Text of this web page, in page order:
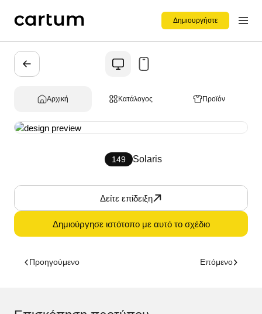
Δημιουργήστε
Αρχική Κατάλογος Προϊόν
149 Solaris
Δείτε επίδειξη
Δημιούργησε ιστότοπο με αυτό το σχέδιο
Προηγούμενο Επόμενο